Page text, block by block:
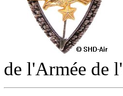
de l'Armée de